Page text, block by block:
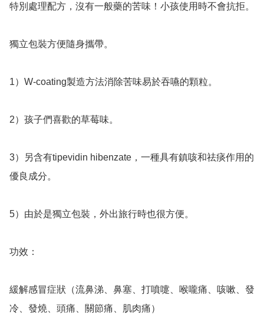
特別處理配方，沒有一般藥的苦味！小孩使用時不會抗拒。
獨立包裝方便隨身攜帶。
1）W-coating製造方法消除苦味易於吞嚥的顆粒。
2）孩子們喜歡的草莓味。
3）另含有tipevidin hibenzate，一種具有鎮咳和祛痰作用的
優良成分。
5）由於是獨立包裝，外出旅行時也很方便。
功效：
緩解感冒症狀（流鼻涕、鼻塞、打噴嚏、喉嚨痛、咳嗽、發
冷、發燒、頭痛、關節痛、肌肉痛）